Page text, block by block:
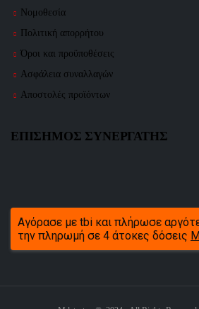
Νομοθεσία
Πολιτική απορρήτου
Όροι και προϋποθέσεις
Ασφάλεια συναλλαγών
Αποστολές προϊόντων
ΕΠΙΣΗΜΟΣ ΣΥΝΕΡΓΑΤΗΣ
Αγόρασε με tbi και πλήρωσε
την πληρωμή σε 4 άτοκες δόσεις